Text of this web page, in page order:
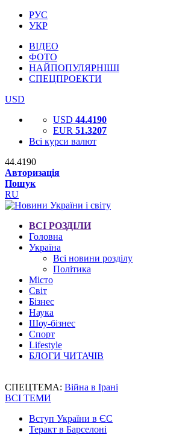
РУС
УКР
ВІДЕО
ФОТО
НАЙПОПУЛЯРНІШІ
СПЕЦПРОЕКТИ
USD
USD 44.4190
EUR 51.3207
Всі курси валют
44.4190
Авторизація
Пошук
RU
ВСІ РОЗДІЛИ
Головна
Україна
Всі новини розділу
Політика
Місто
Світ
Бізнес
Наука
Шоу-бізнес
Спорт
Lifestyle
БЛОГИ ЧИТАЧІВ
СПЕЦТЕМА: Війна в Ірані
ВСІ ТЕМИ
Вступ України в ЄС
Теракт в Барселоні